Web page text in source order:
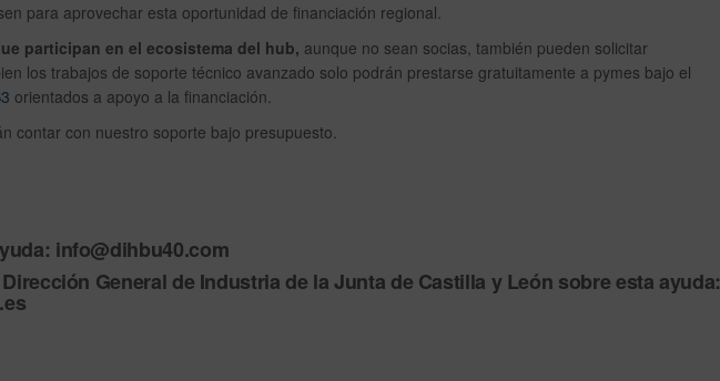
para aprovechar esta oportunidad de financiación regional.
participan en el ecosistema del hub, aunque no sean socias, también pueden solicitar
los trabajos de soporte técnico avanzado solo podrán prestarse gratuitamente a pymes bajo el
orientados a apoyo a la financiación.
contar con nuestro soporte bajo presupuesto.
info@dihbu40.com
General de Industria de la Junta de Castilla y León sobre esta ayuda: